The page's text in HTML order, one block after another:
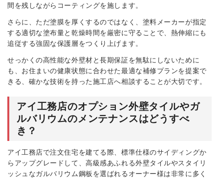
間を残しながらコーティングを施します。
さらに、ただ塗膜を厚くするのではなく、塗料メーカーが指定
する適切な塗布量と乾燥時間を厳密に守ることで、熱伸縮にも
追従する強固な保護層をつくり上げます。
せっかくの高性能な外壁材と長期保証を無駄にしないために
も、お住まいの健康状態に合わせた最適な補修プランを提案で
きる、確かな技術を持った施工店へ相談することが大切です。
アイ工務店のオプション外壁タイルやガ
ルバリウムのメンテナンスはどうすべ
き？
アイ工務店で注文住宅を建てる際、標準仕様のサイディングか
らアップグレードして、高級感あふれる外壁タイルやスタイリ
ッシュなガルバリウム鋼板を選ばれるオーナー様は非常に多く